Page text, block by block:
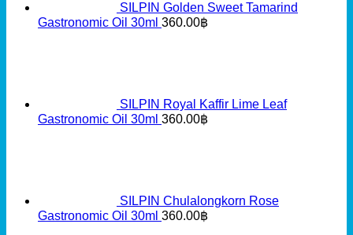
SILPIN Golden Sweet Tamarind
Gastronomic Oil 30ml 360.00฿
SILPIN Royal Kaffir Lime Leaf
Gastronomic Oil 30ml 360.00฿
SILPIN Chulalongkorn Rose
Gastronomic Oil 30ml 360.00฿